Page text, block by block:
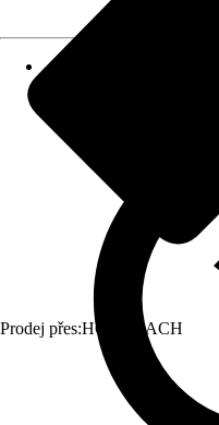
Prodej přes:HORNBACH